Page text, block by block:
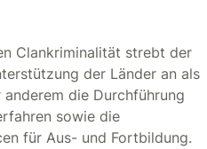
Clankriminalität strebt der
der Länder an als
die Durchführung
sowie die
für Aus- und Fortbildung.